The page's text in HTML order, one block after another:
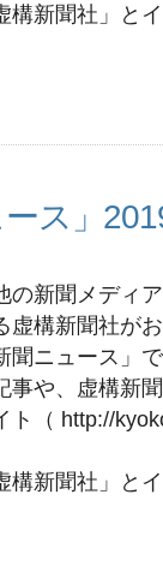
構新聞社」と
ス」
の新聞メディ
虚構新聞社が
聞ニュース」
事や、虚構新
ト（ http://
構新聞社」と